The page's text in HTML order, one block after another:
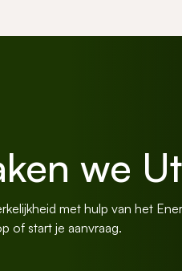
we
met hulp van het
of start je aanvraag.